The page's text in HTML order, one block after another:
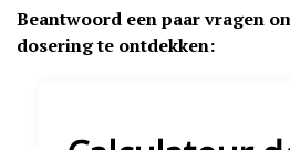
Beantwoord een paar vragen
dosering te ontdekken: